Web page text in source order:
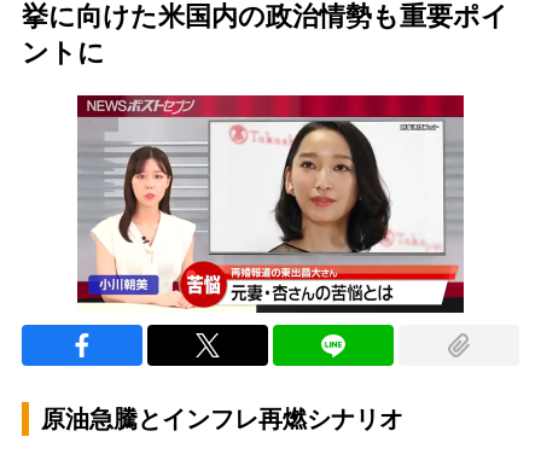
挙に向けた米国内の政治情勢も重要ポイ
ントに
原油急騰とインフレ再燃シナリオ